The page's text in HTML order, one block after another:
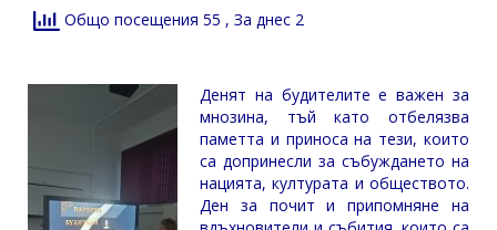
Общо посещения 55 , За днес 2
Денят на будителите е важен за
мнозина, тъй като отбелязва
паметта и приноса на тези, които
са допринесли за събуждането на
нацията, културата и обществото.
Ден за почит и припомняне на